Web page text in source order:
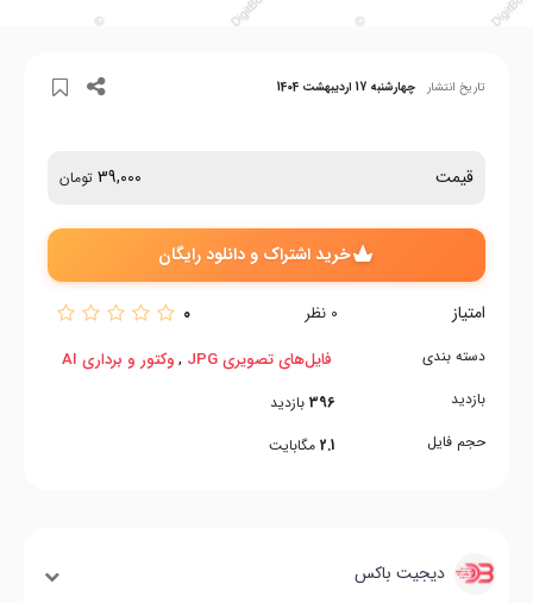
تاریخ انتشار چهارشنبه 17 اردیبهشت 1404
قیمت 39,000 تومان
خرید اشتراک و دانلود رایگان
امتیاز 0 نظر 0
دسته بندی
بازدید
حجم فایل
فایل‌های تصویری JPG , وکتور و برداری AI
396 بازدید
2.1 مگابایت
دیجیت باکس